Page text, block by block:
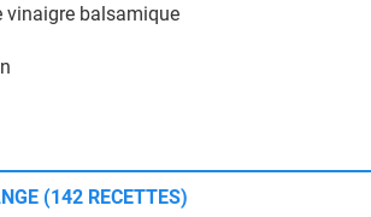
vinaigre balsamique
(142 RECETTES)